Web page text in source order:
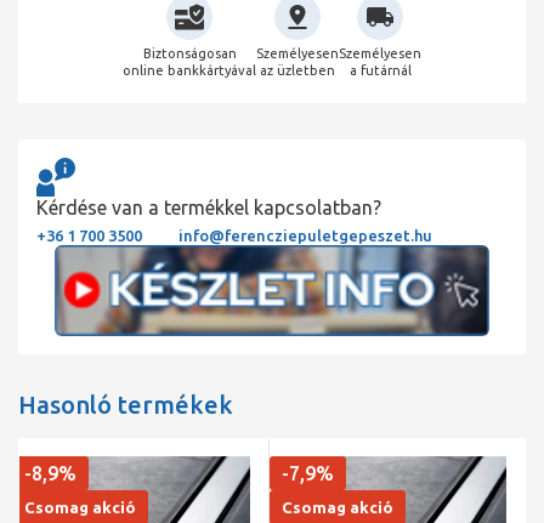
Biztonságosan
online bankkártyával
Személyesen
az üzletben
Személyesen
a futárnál
Kérdése van a termékkel kapcsolatban?
+36 1 700 3500 info@ferencziepuletgepeszet.hu
Hasonló termékek
-8,9%
Csomag akció
-7,9%
Csomag akció